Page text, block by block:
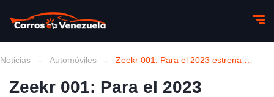
Noticias - Automóviles -
Zeekr 001: Para el 2023